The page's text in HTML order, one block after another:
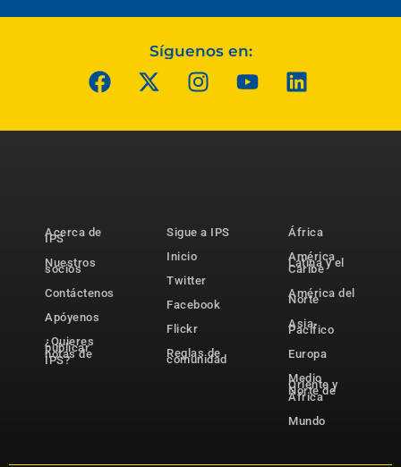
Síguenos en:
Acerca de
IPS
Nuestros
socios
Contáctenos
Apóyenos
¿Quieres
publicar
notas de
IPS?
Sigue a IPS
Inicio
Twitter
Facebook
Flickr
Reglas de
comunidad
África
América
Latina y el
Caribe
América del
Norte
Asia-
Pacífico
Europa
Medio
Oriente y
Norte de
África
Mundo